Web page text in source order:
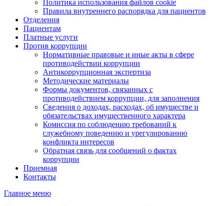
Политика использования файлов cookie
Правила внутреннего распорядка для пациентов
Отделения
Пациентам
Платные услуги
Против коррупции
Нормативные правовые и иные акты в сфере
противодействии коррупции
Антикоррупционная экспертиза
Методические материалы
Формы документов, связанных с
противодействием коррупции, для заполнения
Сведения о доходах, расходах, об имуществе и
обязательствах имущественного характера
Комиссия по соблюдению требований к
служебному поведению и урегулированию
конфликта интересов
Обратная связь для сообщений о фактах
коррупции
Приемная
Контакты
Главное меню